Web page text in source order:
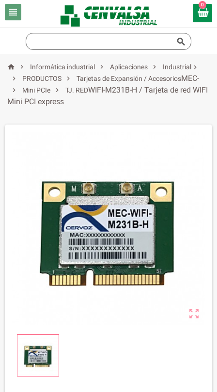

0

  Informática industrial  Aplicaciones 
Industrial

PRODUCTOS 
Tarjetas de Expansión / Accesorios

Mini PCIe  TJ. RED

MEC-
WIFI-M231B-H / Tarjeta de red WIFI
Mini PCI express
